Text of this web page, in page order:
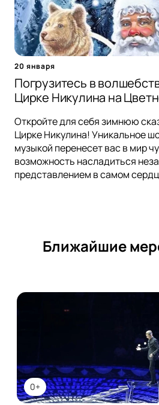
20 января
Погрузитесь в
Цирке Никулина на
Откройте для себя зимнюю
Цирке Никулина! Уникальное
музыкой перенесет вас в мир
возможность насладиться
представлением в самом
Ближайшие
0+